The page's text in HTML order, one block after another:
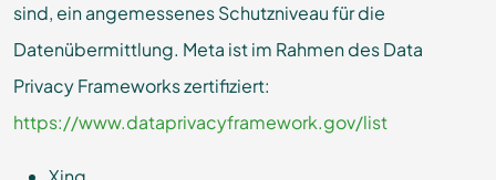
sind, ein angemessenes Schutzniveau für die
Datenübermittlung. Meta ist im Rahmen des Data
Privacy Frameworks zertifiziert:
https://www.dataprivacyframework.gov/list